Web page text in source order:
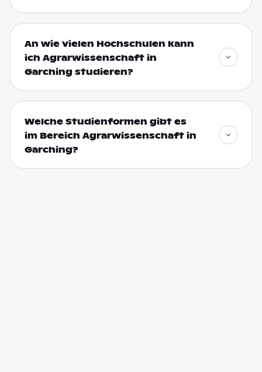
An wie vielen Hochschulen kann
ich Agrarwissenschaft in
Garching studieren?
Welche Studienformen gibt es
im Bereich Agrarwissenschaft in
Garching?